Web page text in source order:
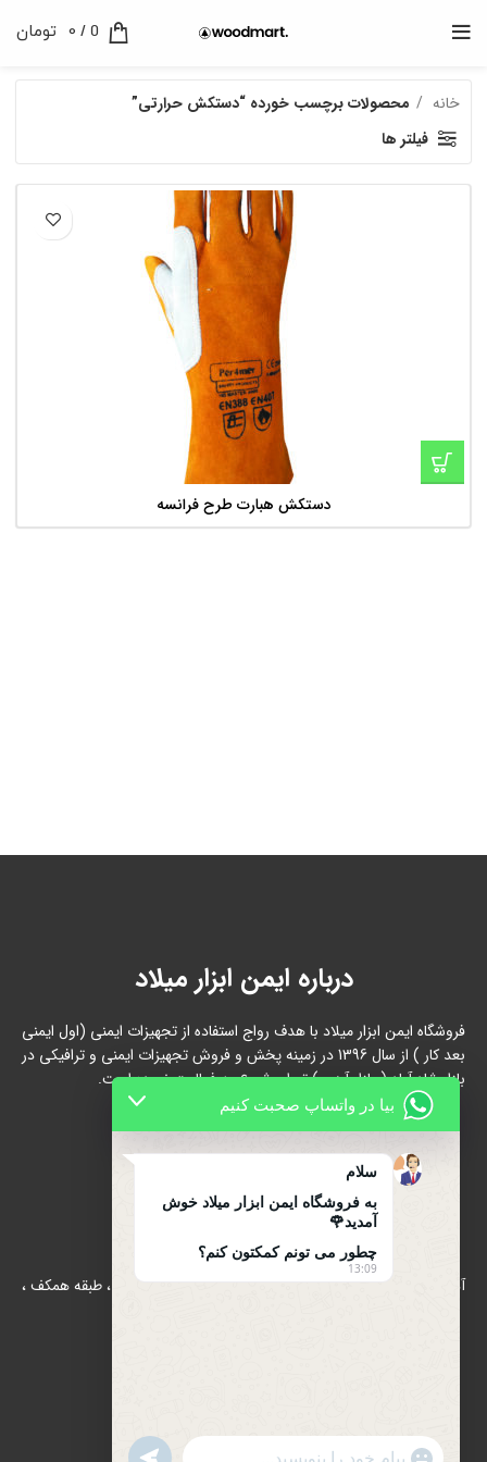
0
/
0 تومان
خانه
محصولات برچسب خورده “دستکش حرارتی”
فیلتر ها
دستکش هبارت طرح فرانسه
درباره ایمن ابزار میلاد
فروشگاه ایمن ابزار میلاد با هدف رواج استفاده از تجهیزات ایمنی (اول ایمنی
بعد کار ) از سال 1396 در زمینه پخش و فروش تجهیزات ایمنی و ترافیکی در
بازار شاد آباد ( بازار آهن ) تهران شروع به فعالیت نموده است.
آدرس : بازار آهن شادآباد ، مجتمع 17 شهریور ، بلوک B/الف ، طبقه همکف ،
بیا در واتساپ صحبت کنیم
سلام
به فروشگاه ایمن ابزار میلاد خوش
آمدید🌹
چطور می تونم کمکتون کنم؟
13:09